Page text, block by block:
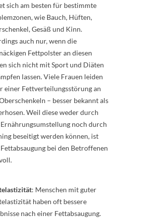
sich am besten für bestimmte
wie Bauch, Hüften,
Gesäß und Kinn.
auch nur, wenn die
Fettpolster an diesen
sich nicht mit Sport und Diäten
lassen. Viele Frauen leiden
einer Fettverteilungsstörung an
– besser bekannt als
Weil diese weder durch
noch durch
beseitigt werden können, ist
bei den Betroffenen
: Menschen mit guter
haben oft bessere
nach einer Fettabsaugung.